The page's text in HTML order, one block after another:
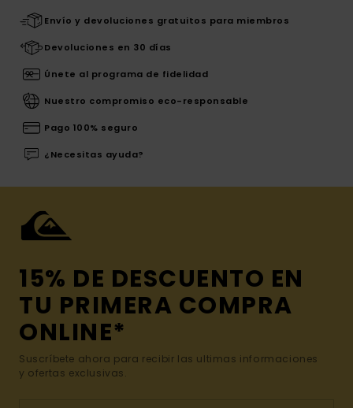
Envío y devoluciones gratuitos para miembros
Devoluciones en 30 días
Únete al programa de fidelidad
Nuestro compromiso eco-responsable
Pago 100% seguro
¿Necesitas ayuda?
15% DE DESCUENTO EN
TU PRIMERA COMPRA
ONLINE*
Suscríbete ahora para recibir las ultimas informaciones
y ofertas exclusivas.